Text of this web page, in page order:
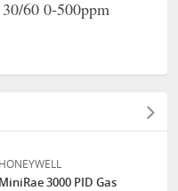
60 0-500ppm
HONEYWELL
MiniRae 3000 PID Gas